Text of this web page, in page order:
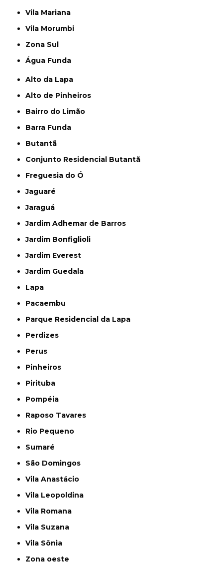
Vila Mariana
Vila Morumbi
Zona Sul
Água Funda
Alto da Lapa
Alto de Pinheiros
Bairro do Limão
Barra Funda
Butantã
Conjunto Residencial Butantã
Freguesia do Ó
Jaguaré
Jaraguá
Jardim Adhemar de Barros
Jardim Bonfiglioli
Jardim Everest
Jardim Guedala
Lapa
Pacaembu
Parque Residencial da Lapa
Perdizes
Perus
Pinheiros
Pirituba
Pompéia
Raposo Tavares
Rio Pequeno
Sumaré
São Domingos
Vila Anastácio
Vila Leopoldina
Vila Romana
Vila Suzana
Vila Sônia
Zona oeste